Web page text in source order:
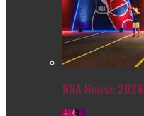
NBA House